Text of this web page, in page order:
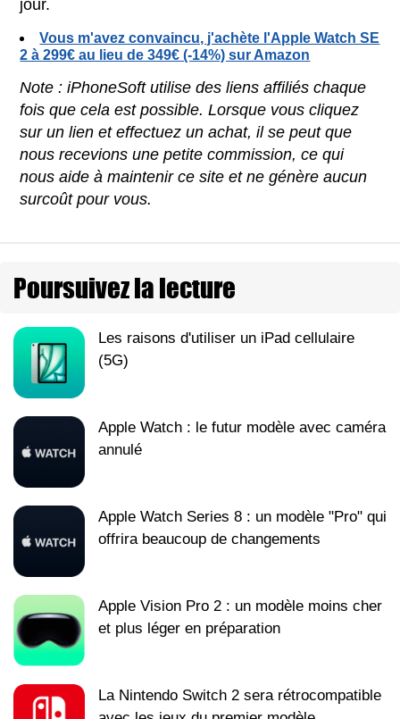
jour.
Vous m'avez convaincu, j'achète l'Apple Watch SE
2 à 299€ au lieu de 349€ (-14%) sur Amazon
Note : iPhoneSoft utilise des liens affiliés chaque
fois que cela est possible. Lorsque vous cliquez
sur un lien et effectuez un achat, il se peut que
nous recevions une petite commission, ce qui
nous aide à maintenir ce site et ne génère aucun
surcoût pour vous.
Poursuivez la lecture
Les raisons d'utiliser un iPad cellulaire
(5G)
Apple Watch : le futur modèle avec caméra
annulé
Apple Watch Series 8 : un modèle "Pro" qui
offrira beaucoup de changements
Apple Vision Pro 2 : un modèle moins cher
et plus léger en préparation
La Nintendo Switch 2 sera rétrocompatible